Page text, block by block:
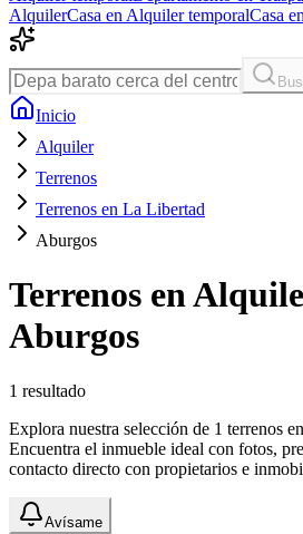
AlquilerCasa en Alquiler temporalCasa
Inicio
Alquiler
Terrenos
Terrenos en La Libertad
Aburgos
Terrenos en
Aburgos
1 resultado
Explora nuestra selección de 1 terrenos
Encuentra el inmueble ideal con fotos,
contacto directo con propietarios e
Avísame